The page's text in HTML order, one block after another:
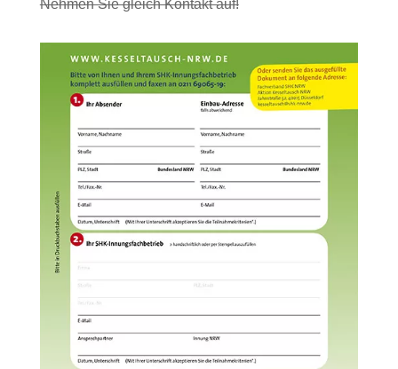
Nehmen Sie gleich Kontakt auf!